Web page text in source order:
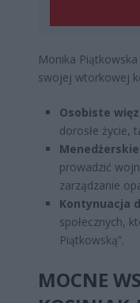
Monika
swojej wtorkowej
Osobiste
dorosłe życie,
prowadzić
zarządzanie
Kontynuacja
społecznych,
Piątkowską”.
MOCNE